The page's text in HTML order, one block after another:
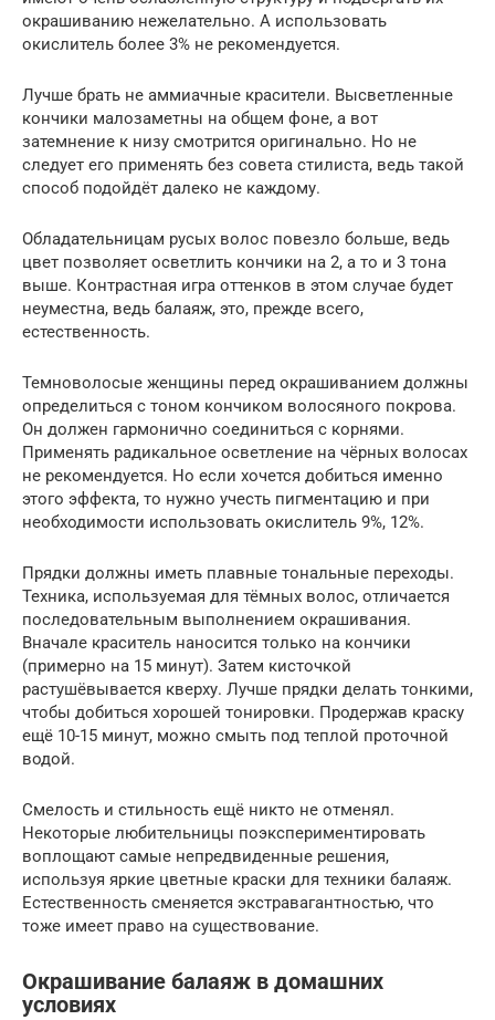
окрашиванию нежелательно. А использовать
окислитель более 3% не рекомендуется.
Лучше брать не аммиачные красители. Высветленные
кончики малозаметны на общем фоне, а вот
затемнение к низу смотрится оригинально. Но не
следует его применять без совета стилиста, ведь такой
способ подойдёт далеко не каждому.
Обладательницам русых волос повезло больше, ведь
цвет позволяет осветлить кончики на 2, а то и 3 тона
выше. Контрастная игра оттенков в этом случае будет
неуместна, ведь балаяж, это, прежде всего,
естественность.
Темноволосые женщины перед окрашиванием должны
определиться с тоном кончиком волосяного покрова.
Он должен гармонично соединиться с корнями.
Применять радикальное осветление на чёрных волосах
не рекомендуется. Но если хочется добиться именно
этого эффекта, то нужно учесть пигментацию и при
необходимости использовать окислитель 9%, 12%.
Прядки должны иметь плавные тональные переходы.
Техника, используемая для тёмных волос, отличается
последовательным выполнением окрашивания.
Вначале краситель наносится только на кончики
(примерно на 15 минут). Затем кисточкой
растушёвывается кверху. Лучше прядки делать тонкими,
чтобы добиться хорошей тонировки. Продержав краску
ещё 10-15 минут, можно смыть под теплой проточной
водой.
Смелость и стильность ещё никто не отменял.
Некоторые любительницы поэкспериментировать
воплощают самые непредвиденные решения,
используя яркие цветные краски для техники балаяж.
Естественность сменяется экстравагантностью, что
тоже имеет право на существование.
Окрашивание балаяж в домашних
условиях